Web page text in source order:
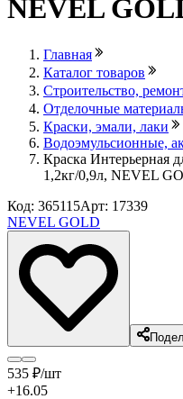
NEVEL
Главная
Каталог товаров
Строительство,
Отделочные
Краски, эмали, лаки
Водоэмульсионные,
Краска Интерьерная
1,2кг/0,9л, NEVEL
Код: 365115Арт: 17339
NEVEL GOLD
535 ₽/шт
+16.05